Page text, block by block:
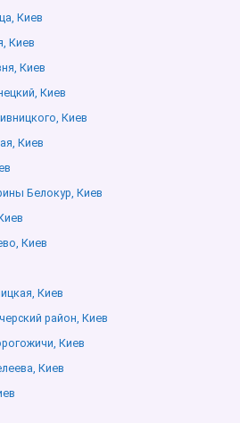
Киев
Киев
Киев
Киев
Киев
Киев
Белокур, Киев
Киев
Киев
район, Киев
Киев
Киев